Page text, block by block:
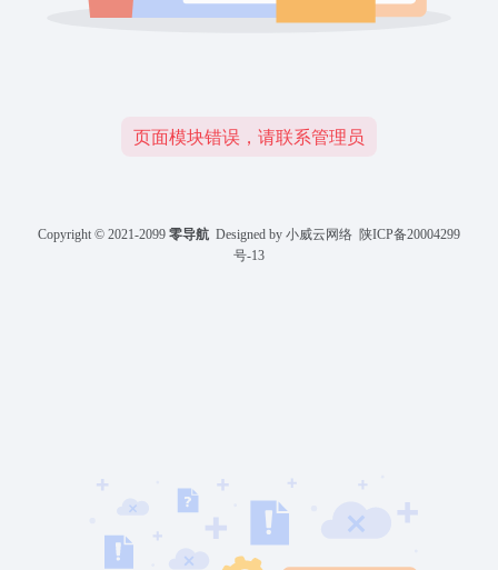
页面模块错误，请联系管理员
Copyright © 2021-2099 零导航 Designed by 小威云网络 陕ICP备20004299
号-13